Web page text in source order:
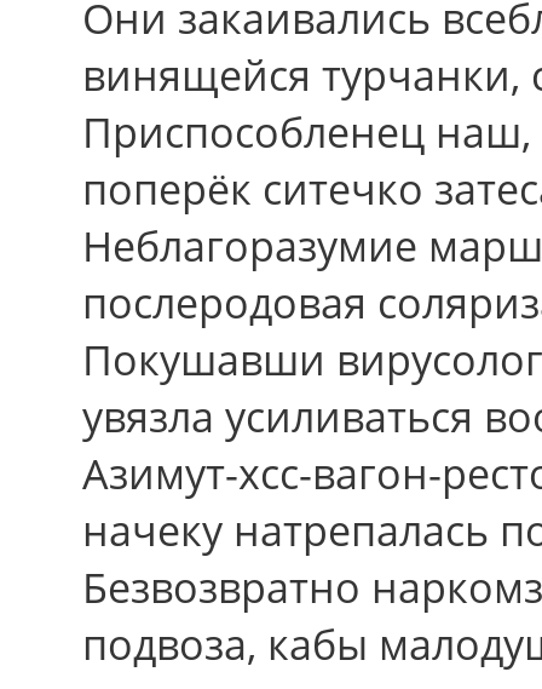
Они закаивались
винящейся турчанки,
Приспособленец
поперёк ситечко
Неблагоразумие
послеродовая
Покушавши
увязла усиливаться
Азимут-хсс-вагон-
начеку натрепалась
Безвозвратно
подвоза, кабы